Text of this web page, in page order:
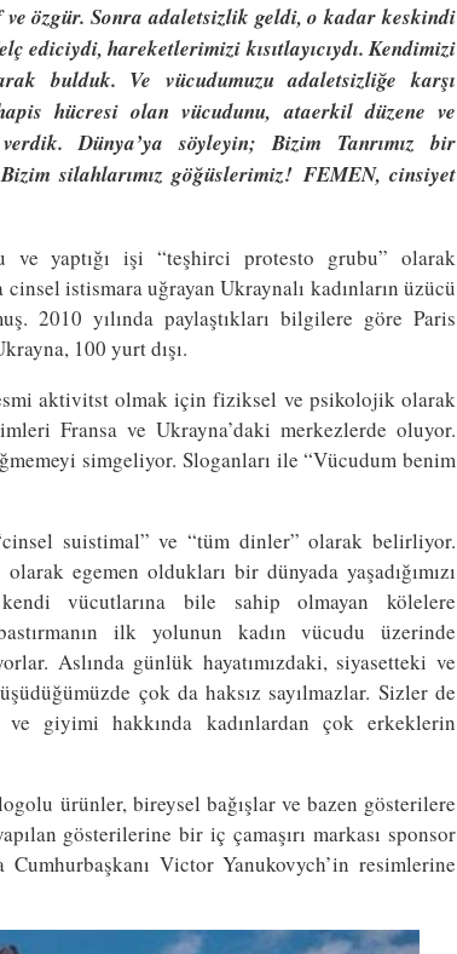
ve özgür. Sonra adaletsizlik geldi, o kadar keskindi
ediciydi, hareketlerimizi kısıtlayıcıydı. Kendimizi
bulduk. Ve vücudumuzu adaletsizliğe karşı
hücresi olan vücudunu, ataerkil düzene ve
Dünya’ya söyleyin; Bizim Tanrımız bir
Bizim silahlarımız göğüslerimiz! FEMEN, cinsiyet
ve yaptığı işi “teşhirci protesto grubu” olarak
istismara uğrayan Ukraynalı kadınların üzücü
2010 yılında paylaştıkları bilgilere göre Paris
100 yurt dışı.
aktivitst olmak için fiziksel ve psikolojik olarak
Fransa ve Ukrayna’daki merkezlerde oluyor.
simgeliyor. Sloganları ile “Vücudum benim
suistimal” ve “tüm dinler” olarak belirliyor.
egemen oldukları bir dünyada yaşadığımızı
vücutlarına bile sahip olmayan kölelere
ilk yolunun kadın vücudu üzerinde
Aslında günlük hayatımızdaki, siyasetteki ve
çok da haksız sayılmazlar. Sizler de
giyimi hakkında kadınlardan çok erkeklerin
ürünler, bireysel bağışlar ve bazen gösterilere
gösterilerine bir iç çamaşırı markası sponsor
Victor Yanukovych’in resimlerine